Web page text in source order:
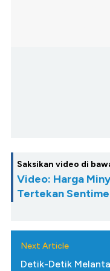
Saksikan video di
Video: Harga
Tertekan
Next Article
Detik-Detik